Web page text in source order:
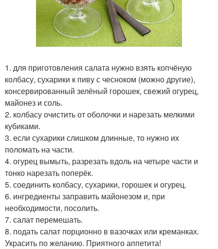
1. для приготовления салата нужно взять копчёную
колбасу, сухарики к пиву с чесноком (можно другие),
консервированный зелёный горошек, свежий огурец,
майонез и соль.
2. колбасу очистить от оболочки и нарезать мелкими
кубиками.
3. если сухарики слишком длинные, то нужно их
поломать на части.
4. огурец вымыть, разрезать вдоль на четыре части и
тонко нарезать поперёк.
5. соединить колбасу, сухарики, горошек и огурец.
6. ингредиенты заправить майонезом и, при
необходимости, посолить.
7. салат перемешать.
8. подать салат порционно в вазочках или креманках.
Украсить по желанию. Приятного аппетита!